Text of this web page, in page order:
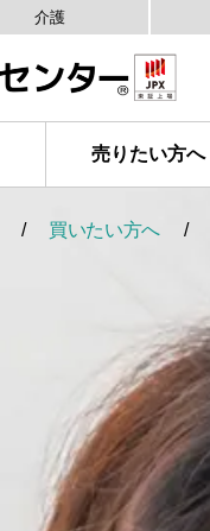
介護
売りたい方へ
買いたい方へ